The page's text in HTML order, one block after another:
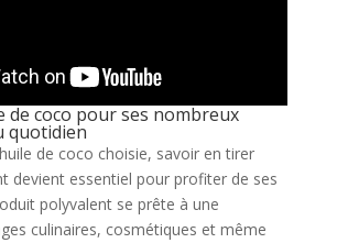
de coco pour ses nombreux
quotidien
de coco choisie, savoir en tirer
devient essentiel pour profiter de ses
polyvalent se prête à une
culinaires, cosmétiques et même